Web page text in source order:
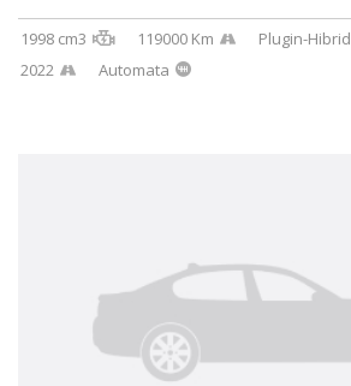
1998 cm3 119000 Km Plugin-Hibrid
2022
Automata